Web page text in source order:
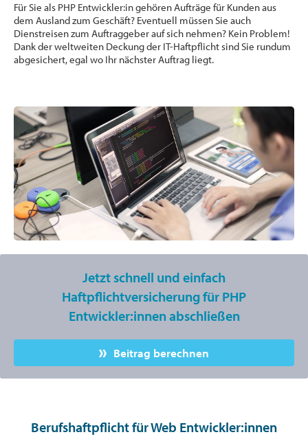
Für Sie als PHP Entwickler:in gehören Aufträge für Kunden aus
dem Ausland zum Geschäft? Eventuell müssen Sie auch
Dienstreisen zum Auftraggeber auf sich nehmen? Kein Problem!
Dank der weltweiten Deckung der IT-Haftpflicht sind Sie rundum
abgesichert, egal wo Ihr nächster Auftrag liegt.
Jetzt schnell und einfach
Haftpflichtversicherung für PHP
Entwickler:innen abschließen
Beitrag berechnen
Berufshaftpflicht für Web Entwickler:innen